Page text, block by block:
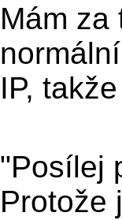
Mám za
IP,
"Posílej
Protože